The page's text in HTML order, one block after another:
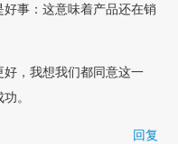
事：这意味着产品还在销
，我想我们都同意这一
。
回复